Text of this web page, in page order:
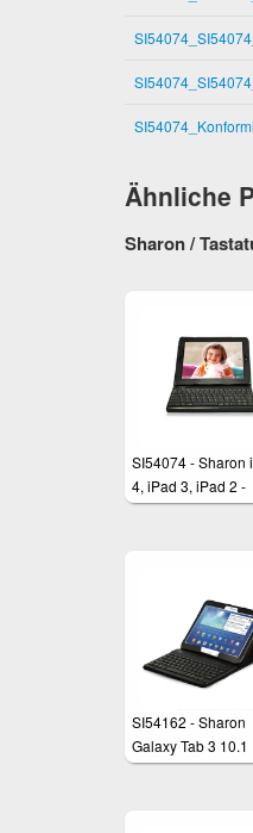
Ähnliche
Sharon /
SI54074 - Sharon
4, iPad 3, iPad 2 -
ExtraSlim Tastatur
SI54162 - Sharon
Galaxy Tab 3 10.1
(P5200)